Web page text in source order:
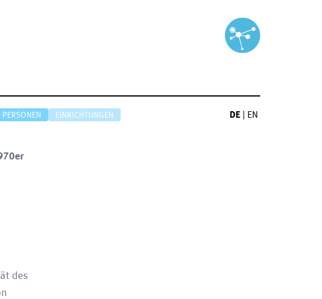
PERSONEN EINRICHTUNGEN DE EN
des